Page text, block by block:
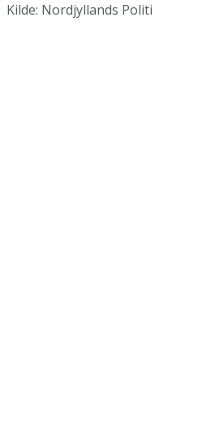
Kilde: Nordjyllands Politi